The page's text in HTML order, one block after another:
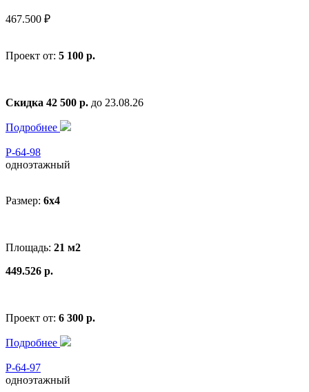
467.500 ₽
Проект от: 5 100 р.
Скидка 42 500 р. до 23.08.26
Подробнее
Р-64-98
одноэтажный
Размер: 6x4
Площадь: 21 м2
449.526 р.
Проект от: 6 300 р.
Подробнее
Р-64-97
одноэтажный